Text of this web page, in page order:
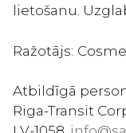
lietošanu.
Ražotājs:
Atbildīgā
Riga-Transit